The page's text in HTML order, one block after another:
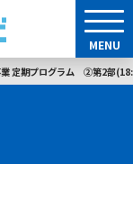
MENU
定期プログラム ②第2部